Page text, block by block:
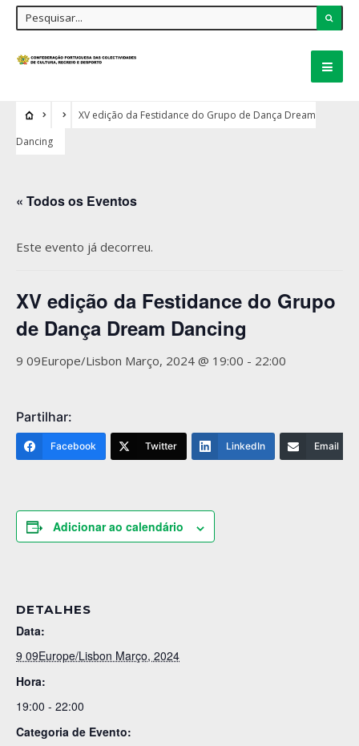
XV edição da Festidance do Grupo de Dança Dream
Dancing
« Todos os Eventos
Este evento já decorreu.
XV edição da Festidance do Grupo
de Dança Dream Dancing
9 09Europe/Lisbon Março, 2024 @ 19:00 - 22:00
Partilhar:
Facebook Twitter LinkedIn Email
Adicionar ao calendário
DETALHES
Data:
9 09Europe/Lisbon Março, 2024
Hora:
19:00 - 22:00
Categoria de Evento: